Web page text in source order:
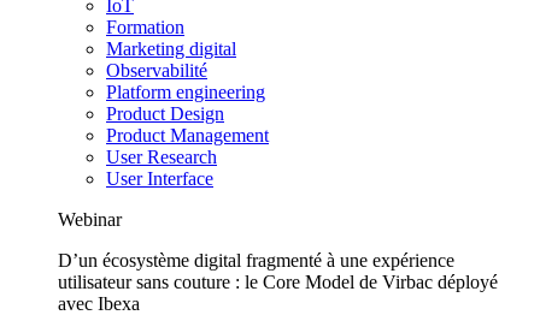
IoT
Formation
Marketing digital
Observabilité
Platform engineering
Product Design
Product Management
User Research
User Interface
Webinar
D’un écosystème digital fragmenté à une expérience
utilisateur sans couture : le Core Model de Virbac déployé
avec Ibexa